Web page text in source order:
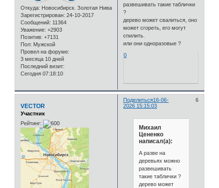
Откуда: Новосибирск. Золотая Нива
Зарегистрирован: 24-10-2017
Сообщений: 11364
Уважение: +2903
Позитив: +7131
Пол: Мужской
Провел на форуме:
3 месяца 10 дней
Последний визит:
Сегодня 07:18:10
развешивать такие таблички
?
дерево может свалиться, оно
может сгореть, его могут
спилить.
или они одноразовые ?
0
Поделиться 6
16-06-
2026 15:15:03
VECTOR
Участник
Рейтинг:
Михаил
Цененко
написал(а):
А разве на
деревьях можно
развешивать
такие таблички ?
дерево может